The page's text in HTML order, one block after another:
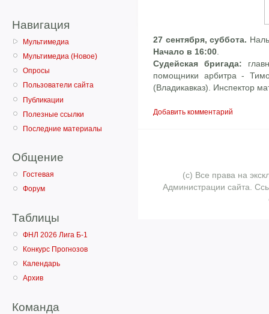
Навигация
Мультимедиа
Мультимедиа (Новое)
Опросы
Пользователи сайта
Публикации
Полезные ссылки
Последние материалы
Общение
Гостевая
Форум
Таблицы
ФНЛ 2026 Лига Б-1
Конкурс Прогнозов
Календарь
Архив
Команда
27 сентября, суббота.
Начало в 16:00
Судейская бригада:
помощники арбитра -
(Владикавказ). Инспектор
Добавить комментарий
(с) Все права на
Администрации сайта.